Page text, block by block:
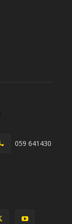
059 641430